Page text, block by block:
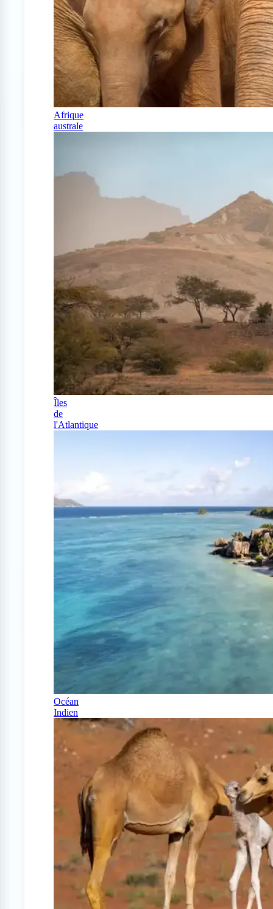
Afrique
australe
Îles
de
l'Atlantique
Océan
Indien